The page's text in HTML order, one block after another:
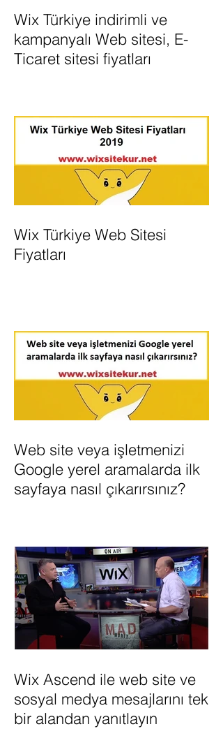
Wix Türkiye indirimli ve
kampanyalı Web sitesi, E-
Ticaret sitesi fiyatları
Wix Türkiye Web Sitesi
Fiyatları
Web site veya işletmenizi
Google yerel aramalarda ilk
sayfaya nasıl çıkarırsınız?
Wix Ascend ile web site ve
sosyal medya mesajlarını tek
bir alandan yanıtlayın